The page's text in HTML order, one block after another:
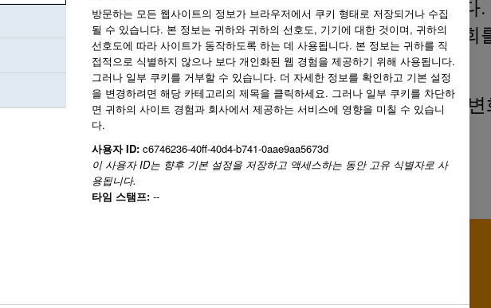
직장을 만드는 것을 목표로 합니다
전문적 성장을 지원하는 개발 기회
우리는 함께 세상에서 보고 싶은 변
방문하는 모든 웹사이트의 정보가 브라우저에서 쿠키 형태로 저장되거나 수집
될 수 있습니다. 본 정보는 귀하와 귀하의 선호도, 기기에 대한 것이며, 귀하의
선호도에 따라 사이트가 동작하도록 하는 데 사용됩니다. 본 정보는 귀하를 직
접적으로 식별하지 않으나 보다 개인화된 웹 경험을 제공하기 위해 사용됩니다.
그러나 일부 쿠키를 거부할 수 있습니다. 더 자세한 정보를 확인하고 기본 설정
을 변경하려면 해당 카테고리의 제목을 클릭하세요. 그러나 일부 쿠키를 차단하
면 귀하의 사이트 경험과 회사에서 제공하는 서비스에 영향을 미칠 수 있습니
다.
사용자 ID: c6746236-40ff-40d4-b741-0aae9aa5673d
이 사용자 ID는 향후 기본 설정을 저장하고 액세스하는 동안 고유 식별자로 사
용됩니다.
타임 스탬프: --